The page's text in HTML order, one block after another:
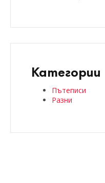
Категории
Пътеписи
Разни